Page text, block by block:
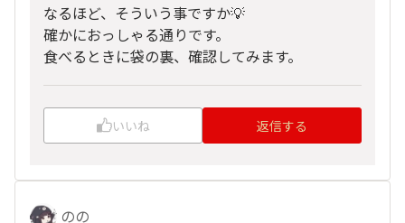
なるほど、そういう事ですか💡
確かにおっしゃる通りです。
食べるときに袋の裏、確認してみます。
いいね 返信する
のの